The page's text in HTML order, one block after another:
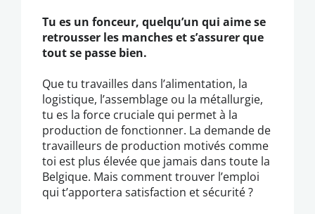
Tu es un fonceur, quelqu’un qui aime se
retrousser les manches et s’assurer que
tout se passe bien.
Que tu travailles dans l’alimentation, la
logistique, l’assemblage ou la métallurgie,
tu es la force cruciale qui permet à la
production de fonctionner. La demande de
travailleurs de production motivés comme
toi est plus élevée que jamais dans toute la
Belgique. Mais comment trouver l’emploi
qui t’apportera satisfaction et sécurité ?